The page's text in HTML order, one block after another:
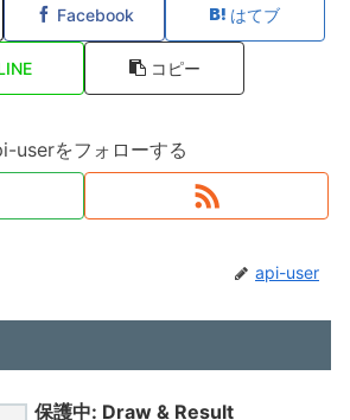
Facebook はてブ
コピー
userをフォローする
api-user
保護中: Draw & Result